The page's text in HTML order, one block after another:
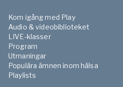
Kom igång med Play
Audio & videobiblioteket
LIVE-klasser
Program
Utmaningar
Populära ämnen inom hälsa
Playlists